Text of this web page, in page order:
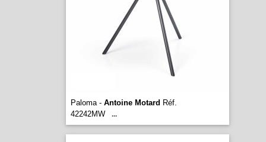
Paloma - Antoine Motard Réf.
42242MW
...